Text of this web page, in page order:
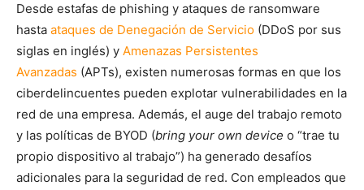
Desde estafas de phishing y ataques de ransomware
hasta ataques de Denegación de Servicio (DDoS por sus
siglas en inglés) y Amenazas Persistentes
Avanzadas (APTs), existen numerosas formas en que los
ciberdelincuentes pueden explotar vulnerabilidades en la
red de una empresa. Además, el auge del trabajo remoto
y las políticas de BYOD (bring your own device o “trae tu
propio dispositivo al trabajo”) ha generado desafíos
adicionales para la seguridad de red. Con empleados que